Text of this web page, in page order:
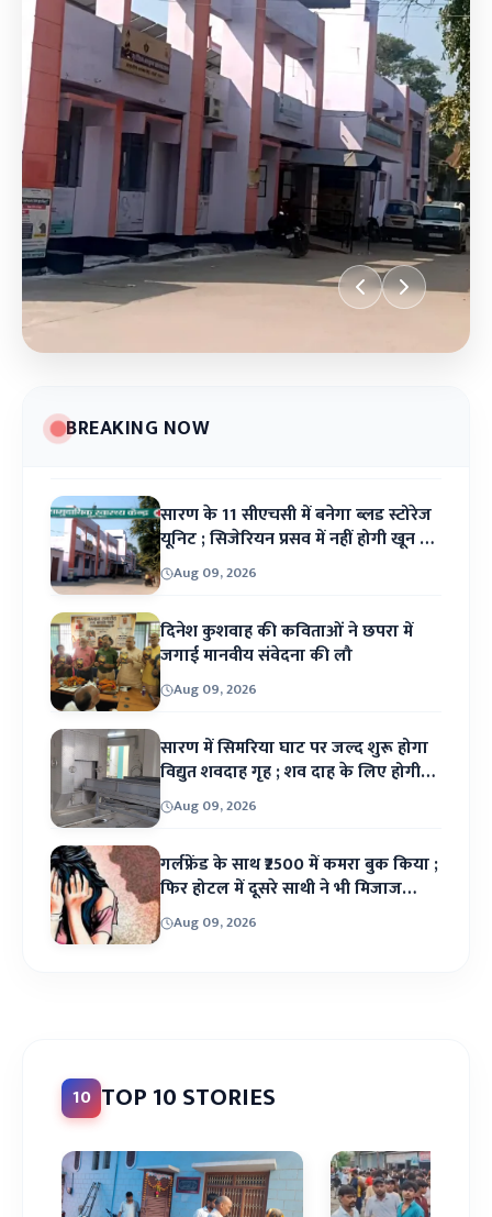
BREAKING NEWS
दिनेश कुशवाह की
कविताओं ने छपरा में
जगाई मानवीय
संवेदना की लौ
इस अवसर पर डॉ अमित रंजन के काव्य-संग्रह
‘मौसिकी' का लोकार्पण भी हुआ. उन्होंने अपने संग्रह
से एक कविता का पाठ भी किया. धन्यवाद ज्ञापन...
Aug 09, 2026
BREAKING NOW
सारण के 11 सीएचसी में बनेगा ब्लड स्टोरेज
यूनिट ; सिजेरियन प्रसव में नहीं होगी खून की
किल्लत
Aug 09, 2026
दिनेश कुशवाह की कविताओं ने छपरा में
जगाई मानवीय संवेदना की लौ
Aug 09, 2026
सारण में सिमरिया घाट पर जल्द शुरू होगा
विद्युत शवदाह गृह ; शव दाह के लिए होगी
दोनों व्यवस्था
Aug 09, 2026
गर्लफ्रेंड के साथ ₹2500 में कमरा बुक किया ;
फिर होटल में दूसरे साथी ने भी मिजाज
किया रंगीन ; स्कॉर्पियो से अपहरण कर
दुष्कर्म करने का मामला दर्ज, गिरफ्तारी
Aug 09, 2026
10 TOP 10 STORIES